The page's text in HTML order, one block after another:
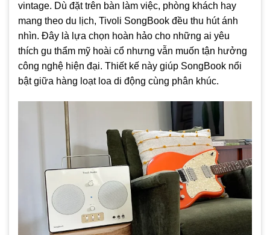
vintage. Dù đặt trên bàn làm việc, phòng khách hay
mang theo du lịch, Tivoli SongBook đều thu hút ánh
nhìn. Đây là lựa chọn hoàn hảo cho những ai yêu
thích gu thẩm mỹ hoài cổ nhưng vẫn muốn tận hưởng
công nghệ hiện đại. Thiết kế này giúp SongBook nổi
bật giữa hàng loạt loa di động cùng phân khúc.